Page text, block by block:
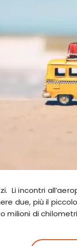
Li incontri
due, più il
milioni di